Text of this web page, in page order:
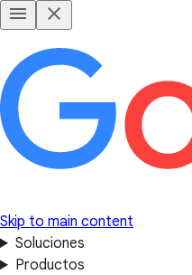
Skip to main content
Soluciones
Productos